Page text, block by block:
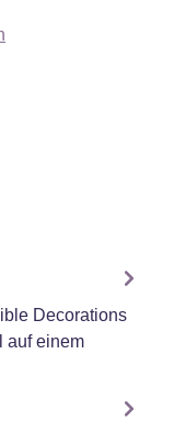
Decorations
auf einem